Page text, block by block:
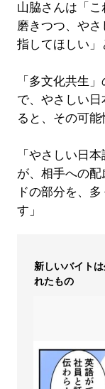
山脇さんは「
磨きつつ、や
指してほしい」
「多文化共生
で、やさしい
ると、その可能
「やさしい日
が、相手への
ドの部分を、
す」
新しいバイト
れたもの